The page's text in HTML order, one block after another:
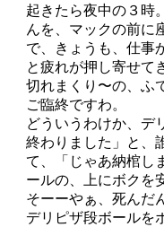
起きたら夜中の３時
んを、マックの前に
で、きょうも、仕事
と疲れが押し寄せて
切れまくり〜の、ふ
ご臨終ですわ。
どういうわけか、デ
終わりました」と、
て、「じゃあ納棺し
ールの、上にボクを
そーーやぁ、死んだ
デリピザ段ボールを